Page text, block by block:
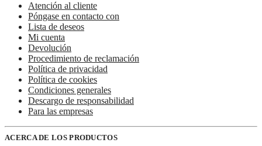
Atención al cliente
Póngase en contacto con
Lista de deseos
Mi cuenta
Devolución
Procedimiento de reclamación
Política de privacidad
Política de cookies
Condiciones generales
Descargo de responsabilidad
Para las empresas
ACERCA DE LOS PRODUCTOS